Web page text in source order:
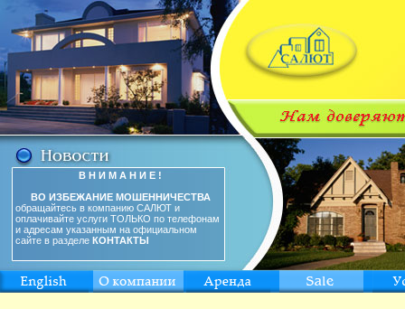
В Н И М А Н И Е !
ВО ИЗБЕЖАНИЕ МОШЕННИЧЕСТВА
обращайтесь в компанию САЛЮТ и
оплачивайте услуги ТОЛЬКО по телефонам
и адресам указанным на официальном
сайте в разделе КОНТАКТЫ